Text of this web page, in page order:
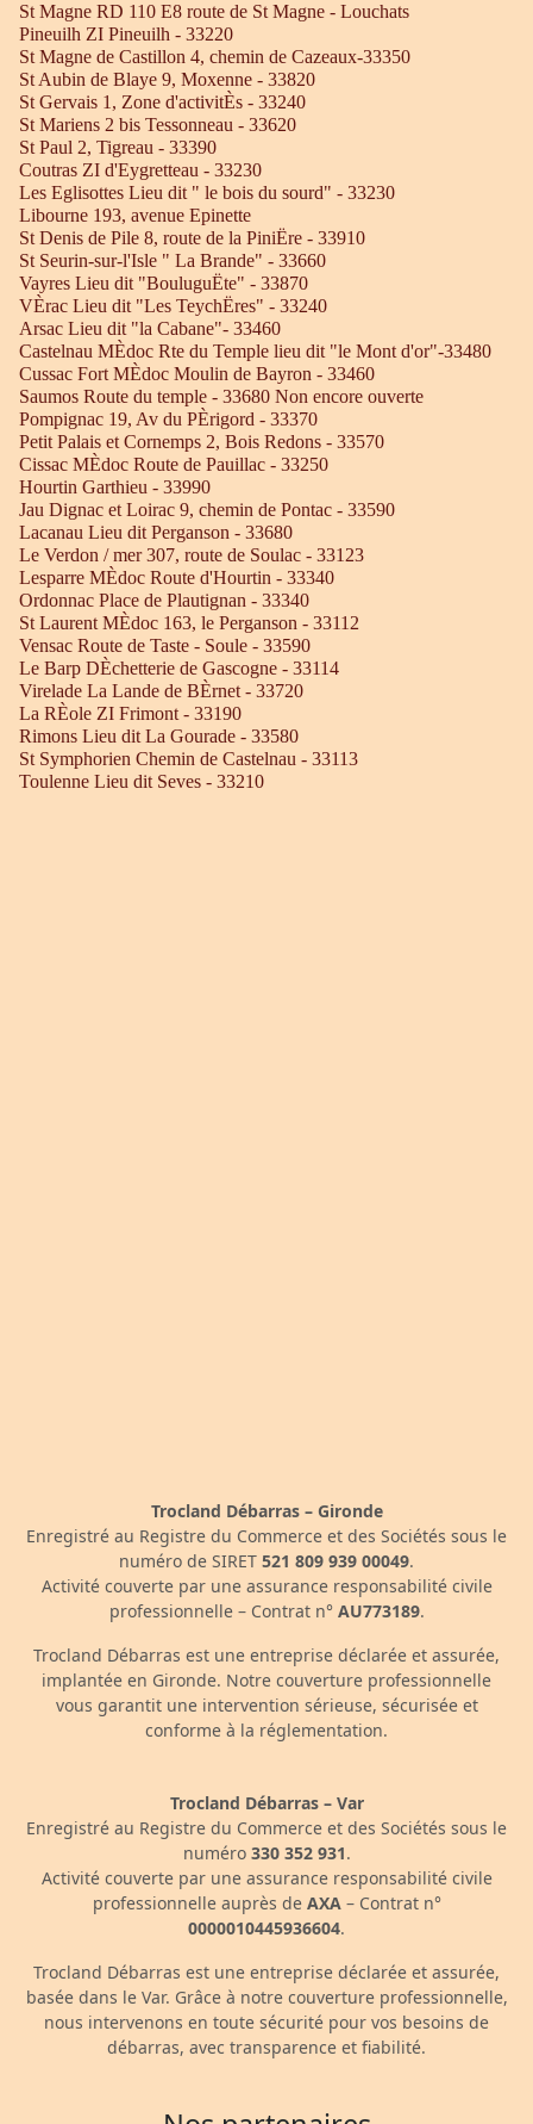
St Magne RD 110 E8 route de St Magne - Louchats
Pineuilh ZI Pineuilh - 33220
St Magne de Castillon 4, chemin de Cazeaux-33350
St Aubin de Blaye 9, Moxenne - 33820
St Gervais 1, Zone d'activitÈs - 33240
St Mariens 2 bis Tessonneau - 33620
St Paul 2, Tigreau - 33390
Coutras ZI d'Eygretteau - 33230
Les Eglisottes Lieu dit " le bois du sourd" - 33230
Libourne 193, avenue Epinette
St Denis de Pile 8, route de la PiniËre - 33910
St Seurin-sur-l'Isle " La Brande" - 33660
Vayres Lieu dit "BouluguËte" - 33870
VÈrac Lieu dit "Les TeychËres" - 33240
Arsac Lieu dit "la Cabane"- 33460
Castelnau MÈdoc Rte du Temple lieu dit "le Mont d'or"-33480
Cussac Fort MÈdoc Moulin de Bayron - 33460
Saumos Route du temple - 33680 Non encore ouverte
Pompignac 19, Av du PÈrigord - 33370
Petit Palais et Cornemps 2, Bois Redons - 33570
Cissac MÈdoc Route de Pauillac - 33250
Hourtin Garthieu - 33990
Jau Dignac et Loirac 9, chemin de Pontac - 33590
Lacanau Lieu dit Perganson - 33680
Le Verdon / mer 307, route de Soulac - 33123
Lesparre MÈdoc Route d'Hourtin - 33340
Ordonnac Place de Plautignan - 33340
St Laurent MÈdoc 163, le Perganson - 33112
Vensac Route de Taste - Soule - 33590
Le Barp DÈchetterie de Gascogne - 33114
Virelade La Lande de BÈrnet - 33720
La RÈole ZI Frimont - 33190
Rimons Lieu dit La Gourade - 33580
St Symphorien Chemin de Castelnau - 33113
Toulenne Lieu dit Seves - 33210
Trocland Débarras – Gironde
Enregistré au Registre du Commerce et des Sociétés sous le
numéro de SIRET 521 809 939 00049.
Activité couverte par une assurance responsabilité civile
professionnelle – Contrat n° AU773189.
Trocland Débarras est une entreprise déclarée et assurée,
implantée en Gironde. Notre couverture professionnelle
vous garantit une intervention sérieuse, sécurisée et
conforme à la réglementation.
Trocland Débarras – Var
Enregistré au Registre du Commerce et des Sociétés sous le
numéro 330 352 931.
Activité couverte par une assurance responsabilité civile
professionnelle auprès de AXA– Contrat n°
0000010445936604.
Trocland Débarras est une entreprise déclarée et assurée,
basée dans le Var. Grâce à notre couverture professionnelle,
nous intervenons en toute sécurité pour vos besoins de
débarras, avec transparence et fiabilité.